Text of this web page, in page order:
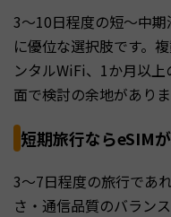
3〜10日程度の短〜中
に優位な選択肢です。
ンタルWiFi、1か月以
面で検討の余地がありま
短期旅行ならeSIM
3〜7日程度の旅行であ
さ・通信品質のバラン